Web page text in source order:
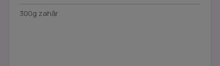
300g zahăr